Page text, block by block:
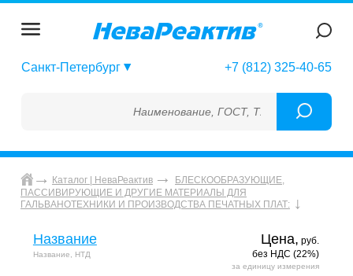
Санкт-Петербург +7 (812) 325-40-65
Наименование, ГОСТ, ТУ, ГСО, МСО,
Каталог | НеваРеактив
БЛЕСКООБРАЗУЮЩИЕ,
ПАССИВИРУЮЩИЕ И ДРУГИЕ МАТЕРИАЛЫ ДЛЯ
ГАЛЬВАНОТЕХНИКИ И ПРОИЗВОДСТВА ПЕЧАТНЫХ ПЛАТ:
Название
Название, НТД
Цена, руб.
без НДС (22%)
за единицу измерения